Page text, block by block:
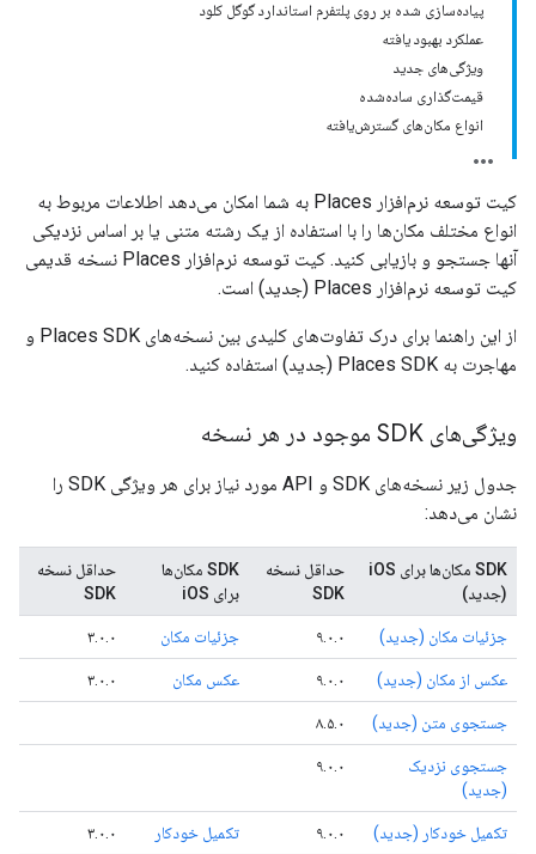
پیاده‌سازی شده بر روی پلتفرم استاندارد گوگل کلود
عملکرد بهبود یافته
ویژگی‌های جدید
قیمت‌گذاری ساده‌شده
انواع مکان‌های گسترش‌یافته
کیت توسعه نرم‌افزار Places به شما امکان می‌دهد اطلاعات مربوط به
انواع مختلف مکان‌ها را با استفاده از یک رشته متنی یا بر اساس نزدیکی
آنها جستجو و بازیابی کنید. کیت توسعه نرم‌افزار Places نسخه قدیمی
کیت توسعه نرم‌افزار Places (جدید) است.
از این راهنما برای درک تفاوت‌های کلیدی بین نسخه‌های Places SDK و
مهاجرت به Places SDK (جدید) استفاده کنید.
ویژگی‌های SDK موجود در هر نسخه
جدول زیر نسخه‌های SDK و API مورد نیاز برای هر ویژگی SDK را
نشان می‌دهد:
SDK مکان‌ها برای iOS
(جدید)
حداقل نسخه
SDK
SDK مکان‌ها
برای iOS
حداقل نسخه
SDK
جزئیات مکان (جدید) ۹.۰.۰ جزئیات مکان ۳.۰.۰
عکس از مکان (جدید) ۹.۰.۰ عکس مکان ۳.۰.۰
جستجوی متن (جدید) ۸.۵.۰
جستجوی نزدیک
(جدید)
۹.۰.۰
تکمیل خودکار (جدید) ۹.۰.۰ تکمیل خودکار ۳.۰.۰